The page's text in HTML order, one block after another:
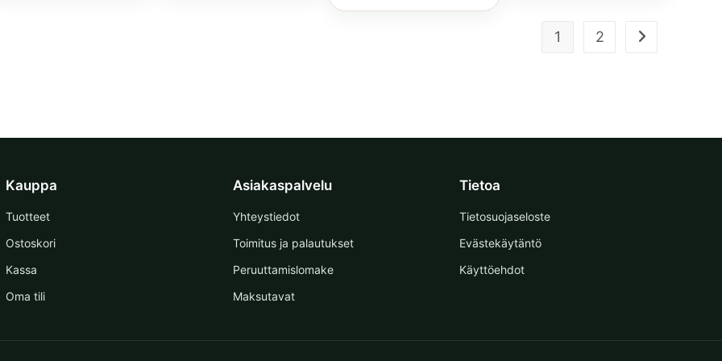
1 2
Kauppa
Tuotteet
Ostoskori
Kassa
Oma tili
Asiakaspalvelu
Yhteystiedot
Toimitus ja palautukset
Peruuttamislomake
Maksutavat
Tietoa
Tietosuojaseloste
Evästekäytäntö
Käyttöehdot